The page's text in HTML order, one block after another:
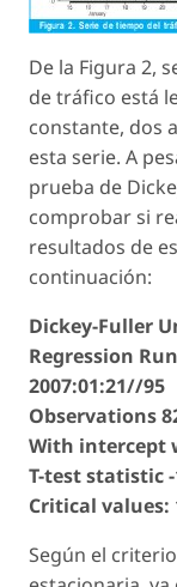
De la Figura 2,
de tráfico está
constante, dos
esta serie. A
prueba de
comprobar si
resultados de
continuación:
Dickey-Fuller
Regression
2007:01:21//95
Observations
With intercept
T-test statistic -
Critical values:
Según el